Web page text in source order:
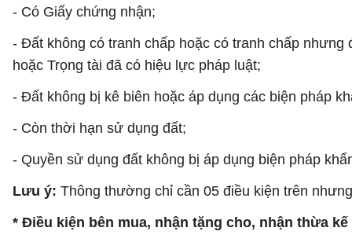
- Có Giấy chứng nhận;
- Đất không có tranh chấp hoặc có tranh chấp
hoặc Trọng tài đã có hiệu lực pháp luật;
- Đất không bị kê biên hoặc áp dụng các biện pháp
- Còn thời hạn sử dụng đất;
- Quyền sử dụng đất không bị áp dụng biện pháp
Lưu ý: Thông thường chỉ cần 05 điều kiện trên
* Điều kiện bên mua, nhận tặng cho, nhận thừa kế